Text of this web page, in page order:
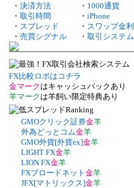
・ 決済方法 ・ 1000通貨
・ 取引時間 ・ iPhone
・ スプレッド ・ スワップ金利
・ 売買シグナル ・ 取引システム
FX比較ロボはコチラ
金マーク はキャッシュバックあり
羊マーク は羊飼い限定特典あり
GMOクリック証券金羊
外為どっとコム金羊
GMO外貨[外貨ex]金羊
LIGHT FX金羊
LION FX金羊
FXブロードネット 金羊
JFX[マトリックス]金羊